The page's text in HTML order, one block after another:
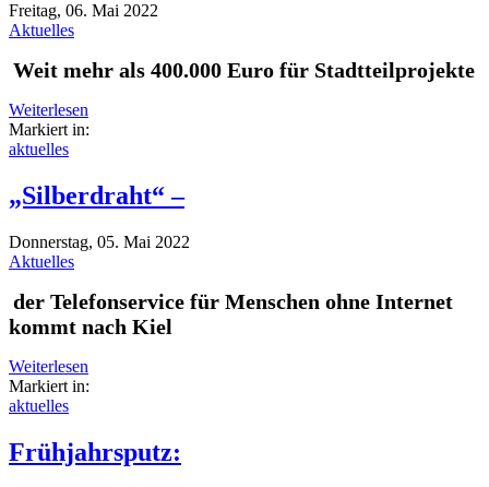
Freitag, 06. Mai 2022
Aktuelles
Weit mehr als 400.000 Euro für Stadtteilprojekte
Weiterlesen
Markiert in:
aktuelles
„Silberdraht“ –
Donnerstag, 05. Mai 2022
Aktuelles
der Telefonservice für Menschen ohne Internet
kommt nach Kiel
Weiterlesen
Markiert in:
aktuelles
Frühjahrsputz: